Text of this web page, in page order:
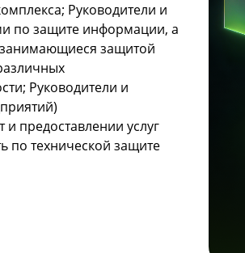
Руководители и
по защите информации, а
защитой
Руководители и
предоставлении услуг
по технической защите